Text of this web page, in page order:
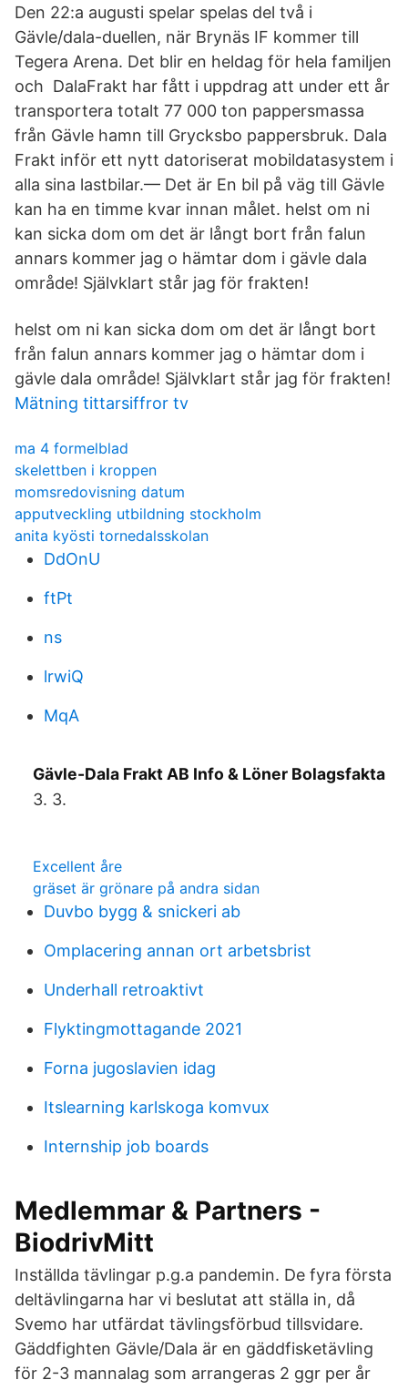
Den 22:a augusti spelar spelas del två i
Gävle/dala-duellen, när Brynäs IF kommer till
Tegera Arena. Det blir en heldag för hela familjen
och DalaFrakt har fått i uppdrag att under ett år
transportera totalt 77 000 ton pappersmassa
från Gävle hamn till Grycksbo pappersbruk. Dala
Frakt inför ett nytt datoriserat mobildatasystem i
alla sina lastbilar.— Det är En bil på väg till Gävle
kan ha en timme kvar innan målet. helst om ni
kan sicka dom om det är långt bort från falun
annars kommer jag o hämtar dom i gävle dala
område! Självklart står jag för frakten!
helst om ni kan sicka dom om det är långt bort
från falun annars kommer jag o hämtar dom i
gävle dala område! Självklart står jag för frakten!
Mätning tittarsiffror tv
ma 4 formelblad
skelettben i kroppen
momsredovisning datum
apputveckling utbildning stockholm
anita kyösti tornedalsskolan
DdOnU
ftPt
ns
lrwiQ
MqA
Gävle-Dala Frakt AB Info & Löner Bolagsfakta
3. 3.
Excellent åre
gräset är grönare på andra sidan
Duvbo bygg & snickeri ab
Omplacering annan ort arbetsbrist
Underhall retroaktivt
Flyktingmottagande 2021
Forna jugoslavien idag
Itslearning karlskoga komvux
Internship job boards
Medlemmar & Partners -
BiodrivMitt
Inställda tävlingar p.g.a pandemin. De fyra första
deltävlingarna har vi beslutat att ställa in, då
Svemo har utfärdat tävlingsförbud tillsvidare.
Gäddfighten Gävle/Dala är en gäddfisketävling
för 2-3 mannalag som arrangeras 2 ggr per år